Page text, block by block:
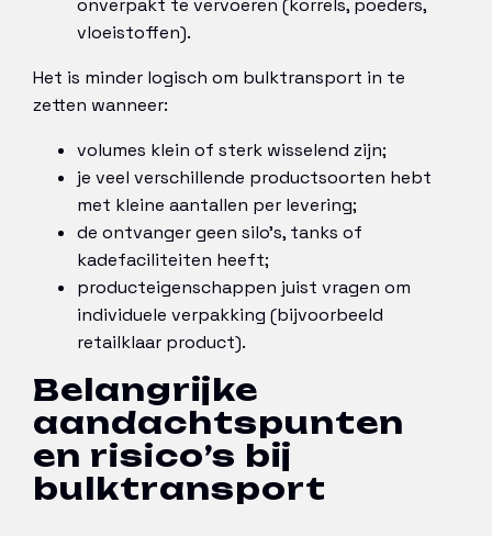
vloeistoffen).
Het is minder logisch om bulktransport in te
zetten wanneer:
volumes klein of sterk wisselend zijn;
je veel verschillende productsoorten hebt
met kleine aantallen per levering;
de ontvanger geen silo’s, tanks of
kadefaciliteiten heeft;
producteigenschappen juist vragen om
individuele verpakking (bijvoorbeeld
retailklaar product).
Belangrijke
aandachtspunten
en risico’s bij
bulktransport